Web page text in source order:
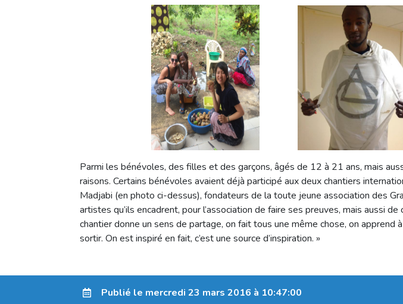
Parmi les bénévoles, des filles et des garçons, âgés de 12 à 21 ans, mais
raisons. Certains bénévoles avaient déjà participé aux deux chantiers
Madjabi (en photo ci-dessus), fondateurs de la toute jeune association des
artistes qu’ils encadrent, pour l’association de faire ses preuves, mais aussi
chantier donne un sens de partage, on fait tous une même chose, on apprend
sortir. On est inspiré en fait, c’est une source d’inspiration. »
Publié le mercredi 23 mars 2016 à 10:47:00